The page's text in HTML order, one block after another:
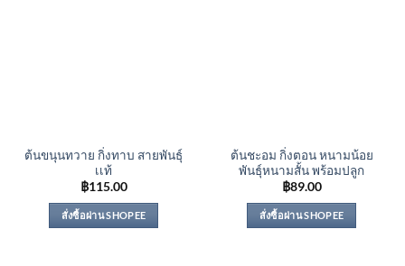
ต้นขนุนทวาย กิ่งทาบ สายพันธุ์
เเท้
฿115.00
สั่งซื้อผ่าน SHOPEE
ต้นชะอม กิ่งตอน หนามน้อย
พันธุ์หนามสั้น พร้อมปลูก
฿89.00
สั่งซื้อผ่าน SHOPEE